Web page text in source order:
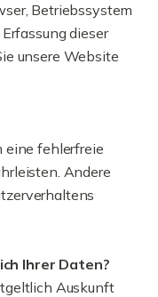
Betriebssystem
dieser
unsere Website
eine fehlerfreie
Andere
Ihrer Daten?
Auskunft